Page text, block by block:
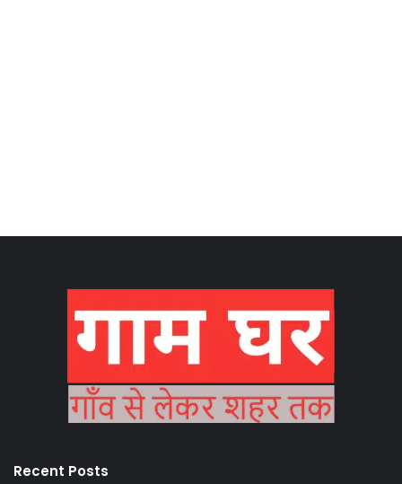
Recent Posts